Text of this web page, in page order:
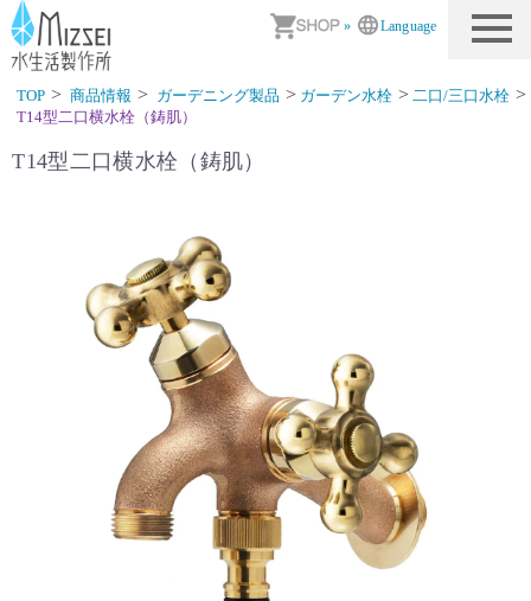
» Language
商品情報｜水生活製作所
TOP 商品情報 ガーデニング製品 ガーデン水栓
二口/三口水栓
T14型二口横水栓（鋳肌）
T14型二口横水栓（鋳肌）